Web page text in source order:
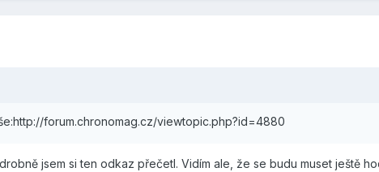
forum.chronomag.cz/viewtopic.php?id=4880
jsem si ten odkaz přečetl. Vidím ale, že se budu muset ještě